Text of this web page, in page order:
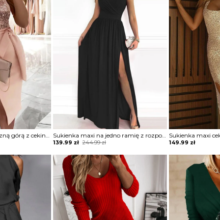
Sukienka z asymetryczną górą z cekinami Sukienka maxi na jedno ramię z rozporkiem
244.99zł
Original
was:
244.99 zł.
139.99 zł
Current
is:
139.99 zł.
149.99 zł